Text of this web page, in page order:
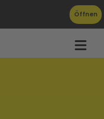
Öffnen